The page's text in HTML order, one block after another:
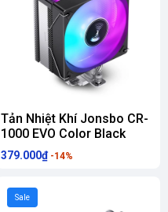
Tản Nhiệt Khí Jonsbo CR-
1000 EVO Color Black
379.000₫ -14%
Sale